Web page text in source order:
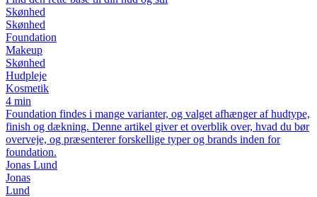
Skønhed
Skønhed
Foundation
Makeup
Skønhed
Hudpleje
Kosmetik
4 min
Foundation findes i mange varianter, og valget afhænger af hudtype,
finish og dækning. Denne artikel giver et overblik over, hvad du bør
overveje, og præsenterer forskellige typer og brands inden for
foundation.
Jonas Lund
Jonas
Lund